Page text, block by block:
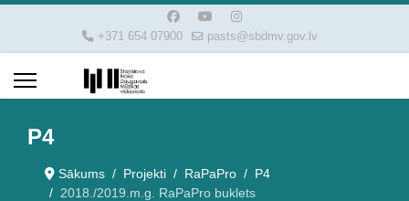
+371 654 07900 pasts@sbdmv.gov.lv
P4
Sākums Projekti RaPaPro
P4
2018./2019.m.g. RaPaPro buklets